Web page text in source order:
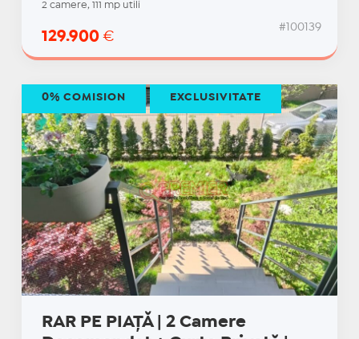
2 camere, 111 mp utili
129.900 €
#100139
RAR PE PIAȚĂ | 2 Camere
0% COMISION EXCLUSIVITATE